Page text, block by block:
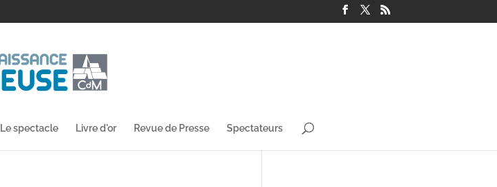
Le spectacle Livre d'or Revue de Presse Spectateurs